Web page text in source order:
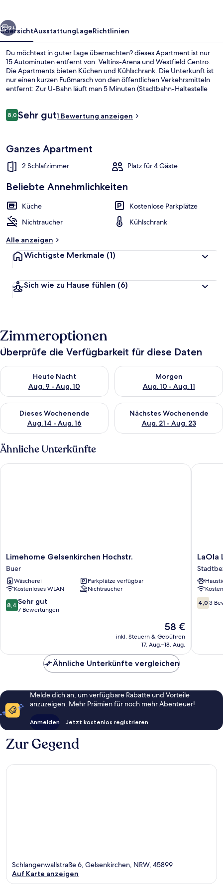
Weiter
9+
ÜbersichtAusstattungLageRichtlinien
Du möchtest in guter Lage übernachten? dieses Apartment ist nur
15 Autominuten entfernt von: Veltins-Arena und Westfield Centro.
Die Apartments bieten Küchen und Kühlschrank. Die Unterkunft ist
nur einen kurzen Fußmarsch von den öffentlichen Verkehrsmitteln
entfernt: Zur U-Bahn läuft man 5 Minuten (Stadtbahn-Haltestelle
Bewertungen
8,08,0 von 10.
Sehr gut1 Bewertung anzeigen
Ganzes Apartment
2 Schlafzimmer Platz für 4 Gäste
Beliebte Annehmlichkeiten
Küche
Kostenlose Parkplätze
Nichtraucher
Kühlschrank
Alle anzeigen
Wichtigste Merkmale (1)
Sich wie zu Hause fühlen (6)
Zimmeroptionen
Überprüfe die Verfügbarkeit für diese Daten
Heute Nacht
Aug. 9 - Aug. 10
Überprüfe die Verfügbarkeit für heute Nacht, Aug. 9 - Aug.
Morgen
Aug. 10 - Aug. 11
Überprüfe die Verfügbarkeit
Dieses Wochenende
Aug. 14 - Aug. 16
Überprüfe die Verfügbarkeit für dieses Wochenende, Aug. 14
Nächstes Wochenende
Aug. 21 - Aug. 23
Überprüfe die Verfügbarkeit
Ähnliche Unterkünfte
Limehome
Gelsenkirchen
Hochstr.
Buer
Limehome Gelsenkirchen Hochstr.
Buer
Wäscherei
Parkplätze verfügbar
Kostenloses WLAN
Nichtraucher
8.4
von
Bewertungen
8,4 Sehr gut
7 Bewertungen
Der
Preis
beträgt
58 €
inkl. Steuern & Gebühren
17. Aug.–18. Aug.
Limehome Gelsenkirchen Hochstr.
LaOla
Living
-
Hostel
V
LaOla
4.0
von
4,0 3
LaOla
Ähnliche Unterkünfte vergleichen
Melde dich an, um verfügbare Rabatte und Vorteile
anzuzeigen. Mehr Prämien für noch mehr Abenteuer!
Anmelden Jetzt kostenlos registrieren
Zur Gegend
Schlangenwallstraße 6, Gelsenkirchen, NRW, 45899
Auf Karte anzeigen